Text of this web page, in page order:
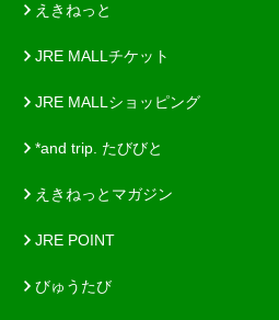
えきねっと
JRE MALLチケット
JRE MALLショッピング
*and trip. たびびと
えきねっとマガジン
JRE POINT
びゅうたび